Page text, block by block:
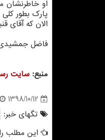
او خاطرنشان
پارك بطور
الان كه آقای
فاضل
منبع: سایت
1398/10/12
تگهای خبر:
این مطلب